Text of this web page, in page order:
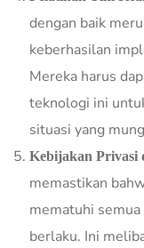
dengan baik
keberhasilan
Mereka harus
teknologi ini
situasi yang
Kebijakan Privasi
memastikan
mematuhi
berlaku. Ini